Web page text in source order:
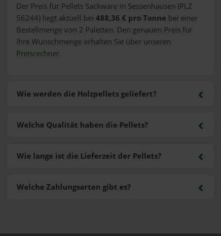
Der Preis für Pellets Sackware in Sessenhausen (PLZ
56244) liegt aktuell bei 488,36 € pro Tonne bei einer
Bestellmenge von 2 Paletten. Den genauen Preis für
Ihre Wunschmenge erhalten Sie über unseren
Preisrechner.
Wie werden die Holzpellets geliefert?
Welche Zahlungsarten gibt es?
Welche Qualität haben die Pellets?
Wie lange ist die Lieferzeit der Pellets?